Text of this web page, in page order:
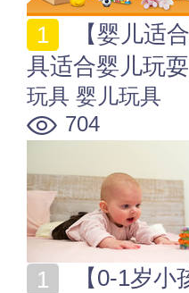
具适合婴儿玩耍
玩具 婴儿玩具
704